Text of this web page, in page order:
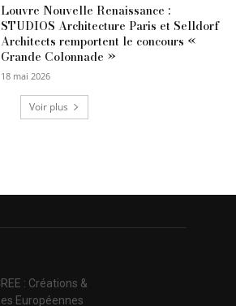
Louvre Nouvelle Renaissance :
STUDIOS Architecture Paris et Selldorf
Architects remportent le concours «
Grande Colonnade »
18 mai 2026
Voir plus